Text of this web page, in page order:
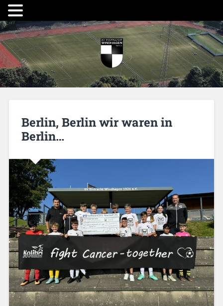
Berlin, Berlin wir waren in
Berlin…